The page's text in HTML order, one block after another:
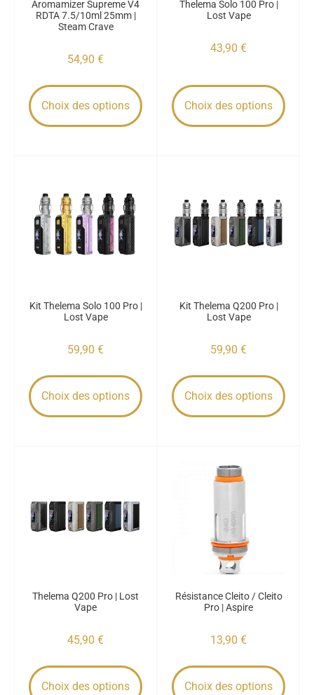
Aromamizer Supreme V4
RDTA 7.5/10ml 25mm |
Steam Crave
54,90 €
Choix des options
Thelema Solo 100 Pro |
Lost Vape
43,90 €
Choix des options
Kit Thelema Solo 100 Pro |
Lost Vape
59,90 €
Choix des options
Kit Thelema Q200 Pro |
Lost Vape
59,90 €
Choix des options
Thelema Q200 Pro | Lost
Vape
45,90 €
Choix des options
Résistance Cleito / Cleito
Pro | Aspire
13,90 €
Choix des options